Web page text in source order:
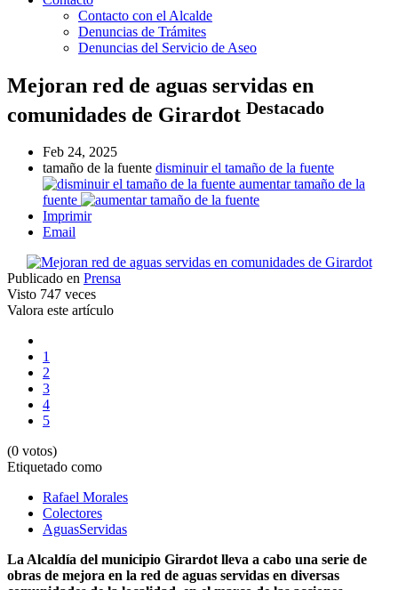
Contacto con el Alcalde
Denuncias de Trámites
Denuncias del Servicio de Aseo
Mejoran red de aguas servidas en
comunidades de Girardot Destacado
Feb 24, 2025
tamaño de la fuente disminuir el tamaño de la fuente
aumentar tamaño de la
fuente
Imprimir
Email
Publicado en Prensa
Visto 747 veces
Valora este artículo
1
2
3
4
5
(0 votos)
Etiquetado como
Rafael Morales
Colectores
AguasServidas
La Alcaldía del municipio Girardot lleva a cabo una serie de
obras de mejora en la red de aguas servidas en diversas